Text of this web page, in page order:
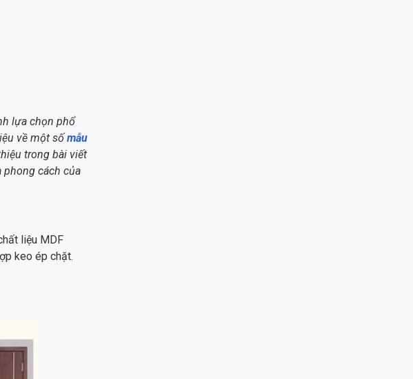
lựa chọn phổ
về một sốmẫu
trong bài viết
cách của
liệu MDF
keo ép chặt.